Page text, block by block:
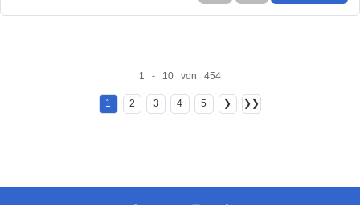
1 - 10 von 454
1 2 3 4 5 ❯ ❯❯